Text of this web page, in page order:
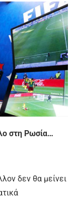
στη Ρωσία…
δεν θα μείνει